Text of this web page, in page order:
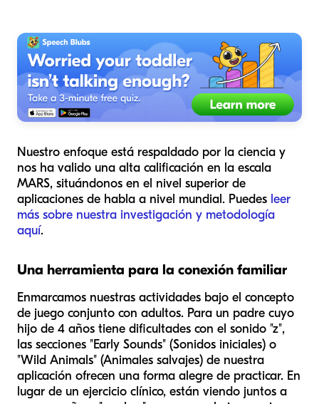
Nuestro enfoque está respaldado por la ciencia y
nos ha valido una alta calificación en la escala
MARS, situándonos en el nivel superior de
aplicaciones de habla a nivel mundial. Puedes leer
más sobre nuestra investigación y metodología
aquí.
Una herramienta para la conexión familiar
Enmarcamos nuestras actividades bajo el concepto
de juego conjunto con adultos. Para un padre cuyo
hijo de 4 años tiene dificultades con el sonido "z",
las secciones "Early Sounds" (Sonidos iniciales) o
"Wild Animals" (Animales salvajes) de nuestra
aplicación ofrecen una forma alegre de practicar. En
lugar de un ejercicio clínico, están viendo juntos a